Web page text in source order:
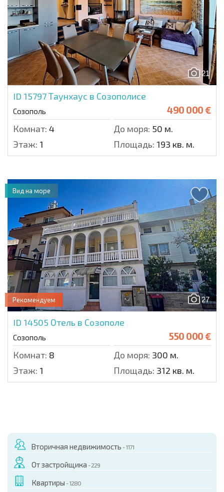
21
ID 15797Таунхаус в Созополисе
Созополь 490 000 €
Комнат: 4 До моря: 50 м.
Этаж: 1 Площадь: 193 кв. м.
27
Рекомендуем
ID 14505 Отель в Созополе
Созополь 550 000 €
Комнат: 8 До моря: 300 м.
Этаж: 1 Площадь: 312 кв. м.
Вид на море
Вторичная недвижимость - 1171
От застройщика - 229
Квартиры - 1280